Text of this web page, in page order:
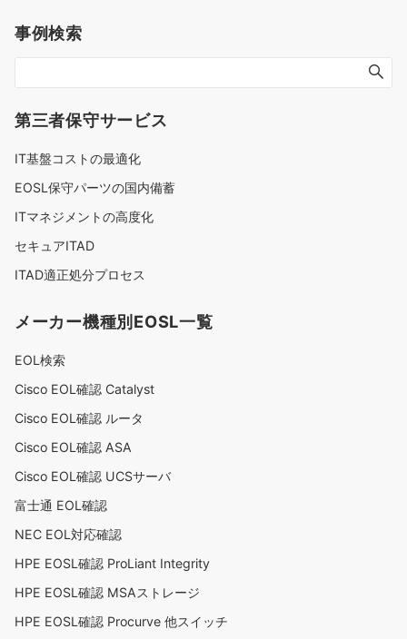
事例検索
第三者保守サービス
IT基盤コストの最適化
EOSL保守パーツの国内備蓄
ITマネジメントの高度化
セキュアITAD
ITAD適正処分プロセス
メーカー機種別EOSL一覧
EOL検索
Cisco EOL確認 Catalyst
Cisco EOL確認 ルータ
Cisco EOL確認 ASA
Cisco EOL確認 UCSサーバ
富士通 EOL確認
NEC EOL対応確認
HPE EOSL確認 ProLiant Integrity
HPE EOSL確認 MSAストレージ
HPE EOSL確認 Procurve 他スイッチ